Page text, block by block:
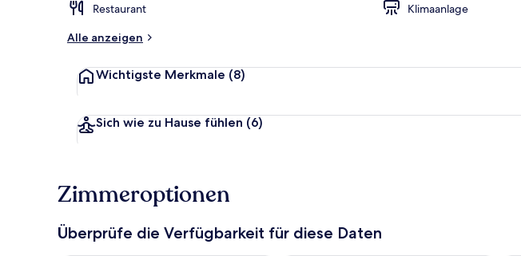
Restaurant
Klimaanlage
Alle anzeigen
Wichtigste Merkmale (8)
Sich wie zu Hause fühlen (6)
Zimmeroptionen
Überprüfe die Verfügbarkeit für diese Daten